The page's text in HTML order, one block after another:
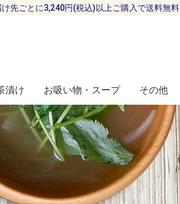
け先ごとに3,240円(税込)以上ご購入で送料無料
漬け お吸い物・スープ その他